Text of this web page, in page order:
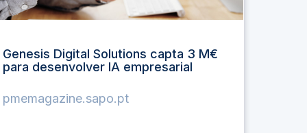
Genesis Digital Solutions capta 3 M€
para desenvolver IA empresarial
pmemagazine.sapo.pt